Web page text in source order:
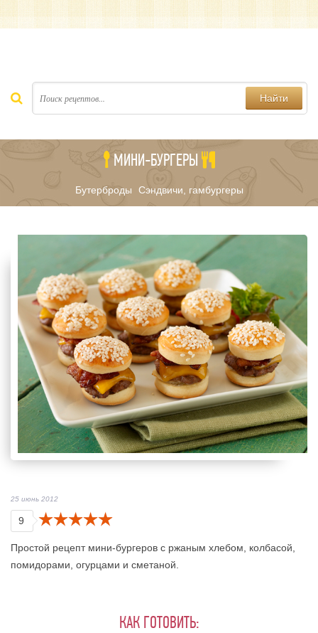
Найти
МИНИ-БУРГЕРЫ
Бутерброды Сэндвичи, гамбургеры
25 июнь 2012
9
Простой рецепт мини-бургеров с ржаным хлебом, колбасой,
помидорами, огурцами и сметаной.
КАК ГОТОВИТЬ: